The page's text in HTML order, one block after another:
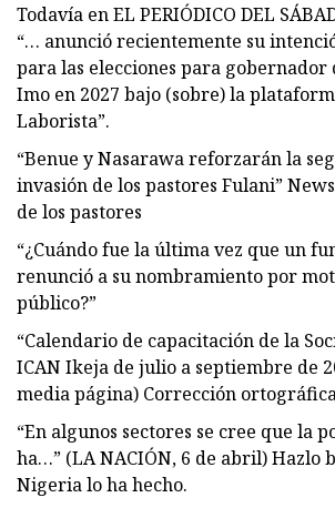
Todavía en EL PERIÓDICO DEL
“… anunció recientemente su
para las elecciones para gobernador
Imo en 2027 bajo (sobre) la
Laborista”.
“Benue y Nasarawa reforzarán la
invasión de los pastores Fulani”
de los pastores
“¿Cuándo fue la última vez que un
renunció a su nombramiento por
público?”
“Calendario de capacitación de la
ICAN Ikeja de julio a septiembre de
media página) Corrección
“En algunos sectores se cree que la
ha…” (LA NACIÓN, 6 de abril) Hazlo
Nigeria lo ha hecho.